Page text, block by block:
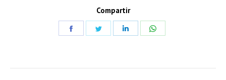
Compartir